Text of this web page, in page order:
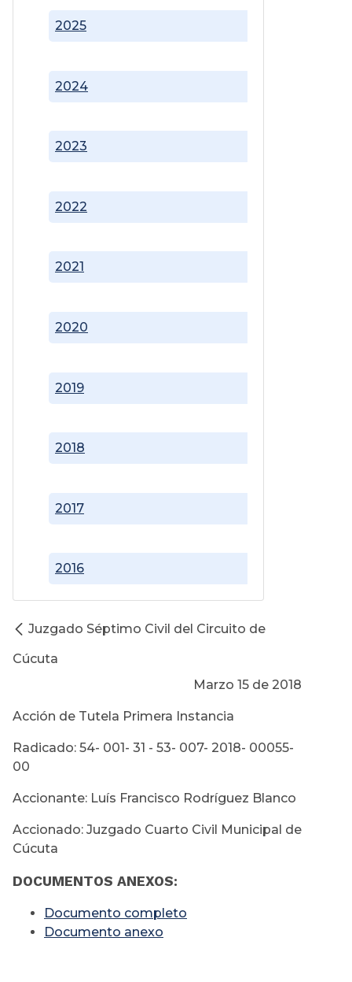
2016
2017
2018
2019
2020
2021
2022
2023
2024
2025
Juzgado Séptimo Civil del Circuito de
Cúcuta
Marzo 15 de 2018
Acción de Tutela Primera Instancia
Radicado: 54- 001- 31 - 53- 007- 2018- 00055-
00
Accionante: Luís Francisco Rodríguez Blanco
Accionado: Juzgado Cuarto Civil Municipal de
Cúcuta
DOCUMENTOS ANEXOS:
Documento completo
Documento anexo